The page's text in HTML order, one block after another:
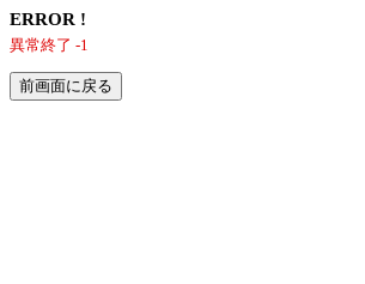
ERROR !
異常終了 -1